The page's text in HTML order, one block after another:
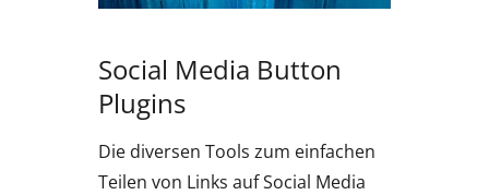
Social Media Button
Plugins
Die diversen Tools zum einfachen
Teilen von Links auf Social Media